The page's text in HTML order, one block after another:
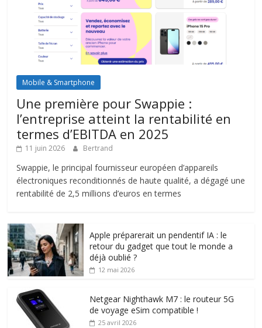
Mobile & Smartphone
Une première pour Swappie :
l’entreprise atteint la rentabilité en
termes d’EBITDA en 2025
11 juin 2026 Bertrand
Swappie, le principal fournisseur européen d’appareils
électroniques reconditionnés de haute qualité, a dégagé une
rentabilité de 2,5 millions d’euros en termes
Apple préparerait un pendentif IA : le
retour du gadget que tout le monde a
déjà oublié ?
12 mai 2026
Netgear Nighthawk M7 : le routeur 5G
de voyage eSim compatible !
25 avril 2026